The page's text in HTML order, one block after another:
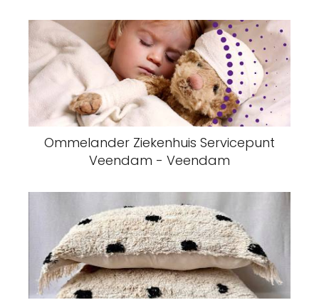
Ommelander Ziekenhuis Servicepunt
Veendam - Veendam